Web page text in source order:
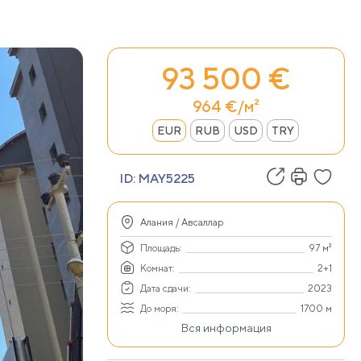
93 500 €
964 €/м²
EUR RUB USD TRY
ID: MAY5225
Алания / Авсаллар
Площадь:
97 м²
Комнат:
2+1
Дата сдачи:
2023
До моря:
1700 м
Вся информация